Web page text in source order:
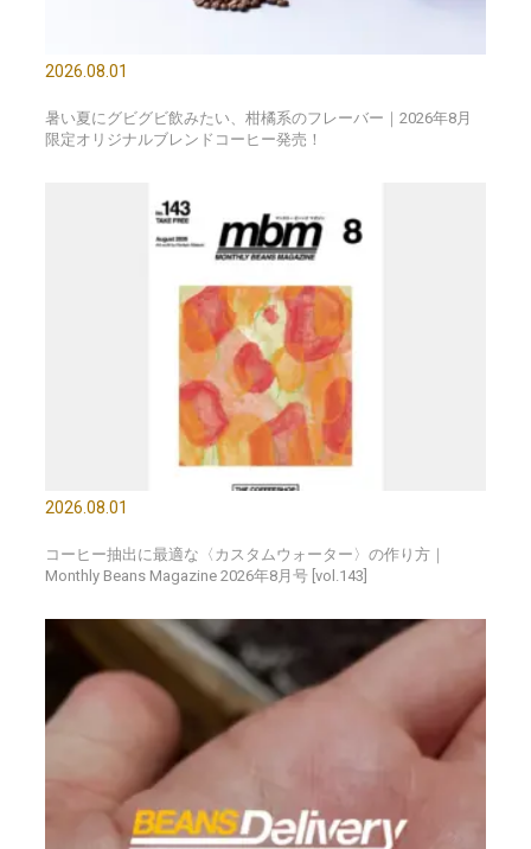
2026.08.01
暑い夏にグビグビ飲みたい、柑橘系のフレーバー｜2026年8月
限定オリジナルブレンドコーヒー発売！
2026.08.01
コーヒー抽出に最適な〈カスタムウォーター〉の作り方｜
Monthly Beans Magazine 2026年8月号 [vol.143]